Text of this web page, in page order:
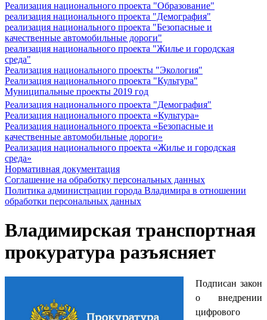
Реализация национального проекта "Образование"
реализация национального проекта "Демография"
реализация национального проекта "Безопасные и
качественные автомобильные дороги"
реализация национального проекта "Жилье и городская
среда"
Реализация национального проекты "Экология"
Реализация национального проекта "Культура"
Муниципальные проекты 2019 год
Реализация национального проекта "Демография"
Реализация национального проекта «Культура»
Реализация национального проекта «Безопасные и
качественные автомобильные дороги»
Реализация национального проекта «Жилье и городская
среда»
Нормативная документация
Соглашение на обработку персональных данных
Политика администрации города Владимира в отношении
обработки персональных данных
Владимирская транспортная
прокуратура разъясняет
Подписан закон
о внедрении
цифрового